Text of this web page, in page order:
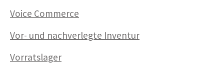
Voice Commerce
Vor- und nachverlegte Inventur
Vorratslager